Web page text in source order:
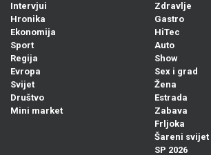
Intervjui
Hronika
Ekonomija
Sport
Regija
Evropa
Svijet
Društvo
Mini market
Zdravlje
Gastro
HiTec
Auto
Show
Sex i grad
Žena
Estrada
Zabava
Frljoka
Šareni svijet
SP 2026